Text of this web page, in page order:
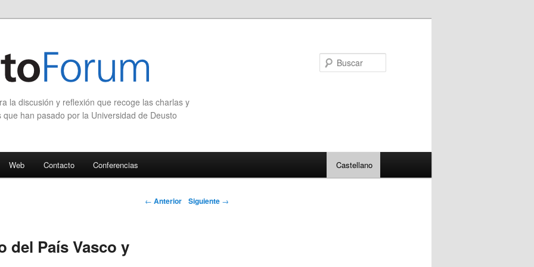
la discusión y reflexión que recoge las charlas y
han pasado por la Universidad de Deusto
Web Contacto Conferencias Castellano
Navegación de
← Anterior Siguiente →
del País Vasco y